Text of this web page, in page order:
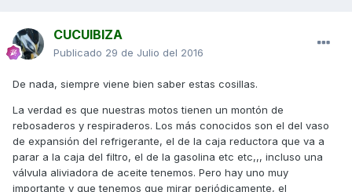
CUCUIBIZA
Publicado 29 de Julio del 2016
De nada, siempre viene bien saber estas cosillas.
La verdad es que nuestras motos tienen un montón de
rebosaderos y respiraderos. Los más conocidos son el del vaso
de expansión del refrigerante, el de la caja reductora que va a
parar a la caja del filtro, el de la gasolina etc etc,,, incluso una
válvula aliviadora de aceite tenemos. Pero hay uno muy
importante y que tenemos que mirar periódicamente, el